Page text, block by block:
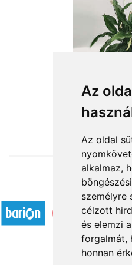
Az
Az oldal
alkalmaz,
személyre
célzott
és elemzi
forgalmát,
honnan
from
Accepted